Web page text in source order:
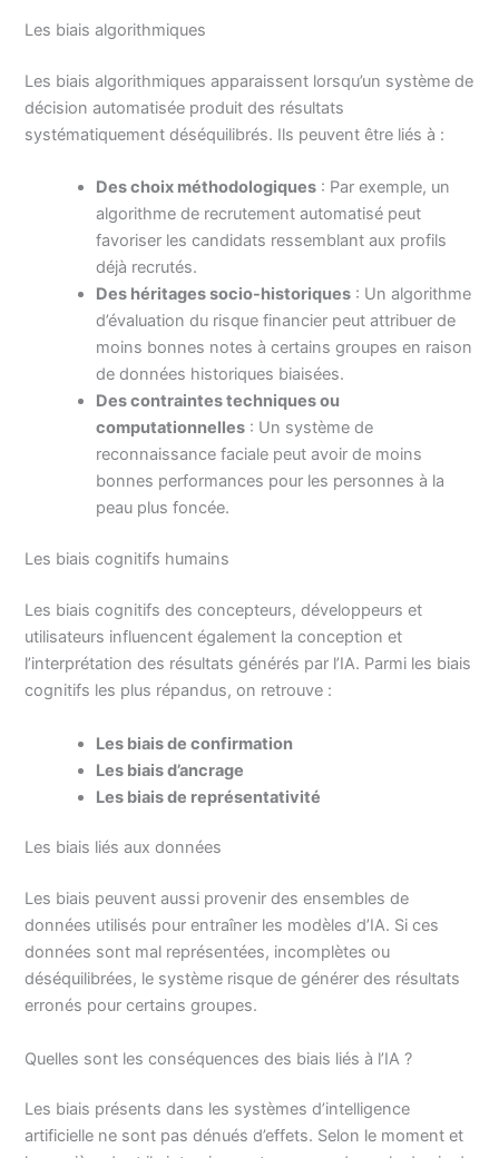
Les biais algorithmiques
Les biais algorithmiques apparaissent lorsqu’un système de
décision automatisée produit des résultats
systématiquement déséquilibrés. Ils peuvent être liés à :
Des choix méthodologiques : Par exemple, un
algorithme de recrutement automatisé peut
favoriser les candidats ressemblant aux profils
déjà recrutés.
Des héritages socio-historiques : Un algorithme
d’évaluation du risque financier peut attribuer de
moins bonnes notes à certains groupes en raison
de données historiques biaisées.
Des contraintes techniques ou
computationnelles : Un système de
reconnaissance faciale peut avoir de moins
bonnes performances pour les personnes à la
peau plus foncée.
Les biais cognitifs humains
Les biais cognitifs des concepteurs, développeurs et
utilisateurs influencent également la conception et
l’interprétation des résultats générés par l’IA. Parmi les biais
cognitifs les plus répandus, on retrouve :
Les biais de confirmation
Les biais d’ancrage
Les biais de représentativité
Les biais liés aux données
Les biais peuvent aussi provenir des ensembles de
données utilisés pour entraîner les modèles d’IA. Si ces
données sont mal représentées, incomplètes ou
déséquilibrées, le système risque de générer des résultats
erronés pour certains groupes.
Quelles sont les conséquences des biais liés à l’IA ?
Les biais présents dans les systèmes d’intelligence
artificielle ne sont pas dénués d’effets. Selon le moment et